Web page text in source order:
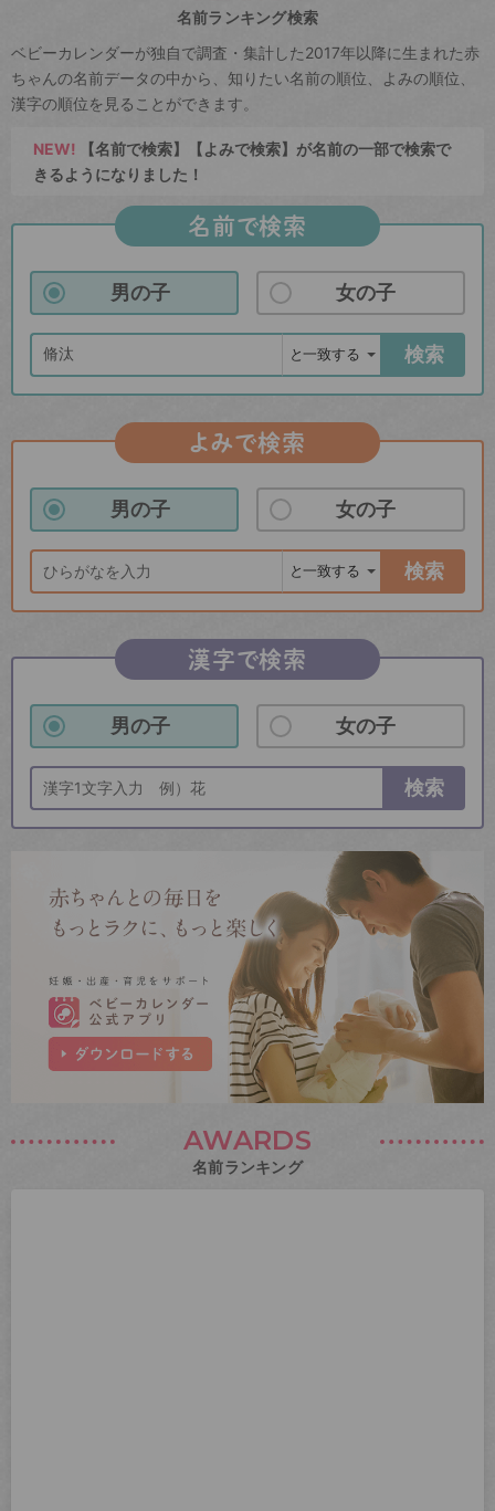
名前ランキング検索
ベビーカレンダーが独自で調査・集計した2017年以降に生まれた赤
ちゃんの名前データの中から、知りたい名前の順位、よみの順位、
漢字の順位を見ることができます。
NEW! 【名前で検索】【よみで検索】が名前の一部で検索で
きるようになりました！
名前で検索
男の子 女の子
検索
よみで検索
男の子 女の子
検索
漢字で検索
男の子 女の子
検索
AWARDS
名前ランキング